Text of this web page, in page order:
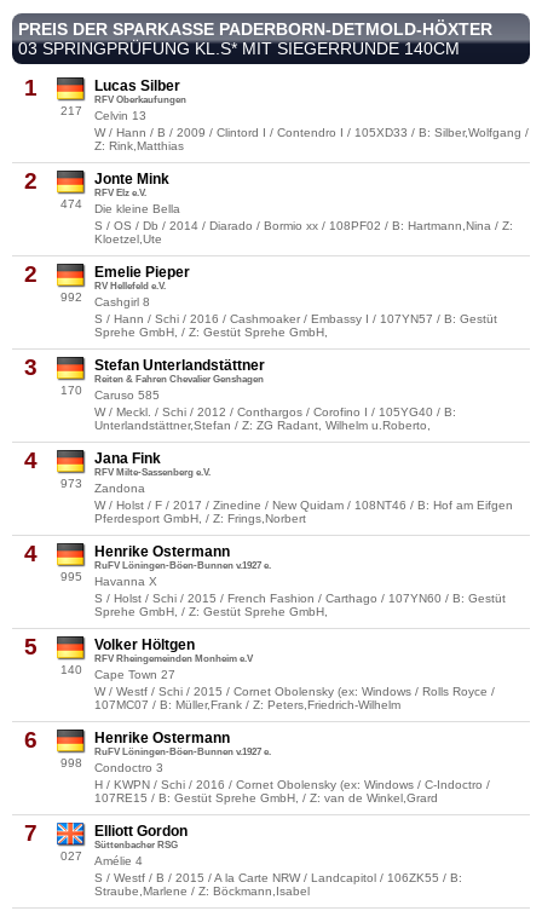
PREIS DER SPARKASSE PADERBORN-DETMOLD-HÖXTER
03 SPRINGPRÜFUNG KL.S* MIT SIEGERRUNDE 140CM
1
217
Lucas Silber
RFV Oberkaufungen
Celvin 13
W / Hann / B / 2009 / Clintord I / Contendro I / 105XD33 / B: Silber,Wolfgang /
Z: Rink,Matthias
2
474
Jonte Mink
RFV Elz e.V.
Die kleine Bella
S / OS / Db / 2014 / Diarado / Bormio xx / 108PF02 / B: Hartmann,Nina / Z:
Kloetzel,Ute
2
992
Emelie Pieper
RV Hellefeld e.V.
Cashgirl 8
S / Hann / Schi / 2016 / Cashmoaker / Embassy I / 107YN57 / B: Gestüt
Sprehe GmbH, / Z: Gestüt Sprehe GmbH,
3
170
Stefan Unterlandstättner
Reiten & Fahren Chevalier Genshagen
Caruso 585
W / Meckl. / Schi / 2012 / Conthargos / Corofino I / 105YG40 / B:
Unterlandstättner,Stefan / Z: ZG Radant, Wilhelm u.Roberto,
4
973
Jana Fink
RFV Milte-Sassenberg e.V.
Zandona
W / Holst / F / 2017 / Zinedine / New Quidam / 108NT46 / B: Hof am Eifgen
Pferdesport GmbH, / Z: Frings,Norbert
4
995
Henrike Ostermann
RuFV Löningen-Böen-Bunnen v.1927 e.
Havanna X
S / Holst / Schi / 2015 / French Fashion / Carthago / 107YN60 / B: Gestüt
Sprehe GmbH, / Z: Gestüt Sprehe GmbH,
5
140
Volker Höltgen
RFV Rheingemeinden Monheim e.V
Cape Town 27
W / Westf / Schi / 2015 / Cornet Obolensky (ex: Windows / Rolls Royce /
107MC07 / B: Müller,Frank / Z: Peters,Friedrich-Wilhelm
6
998
Henrike Ostermann
RuFV Löningen-Böen-Bunnen v.1927 e.
Condoctro 3
H / KWPN / Schi / 2016 / Cornet Obolensky (ex: Windows / C-Indoctro /
107RE15 / B: Gestüt Sprehe GmbH, / Z: van de Winkel,Grard
7
027
Elliott Gordon
Süttenbacher RSG
Amélie 4
S / Westf / B / 2015 / A la Carte NRW / Landcapitol / 106ZK55 / B:
Straube,Marlene / Z: Böckmann,Isabel